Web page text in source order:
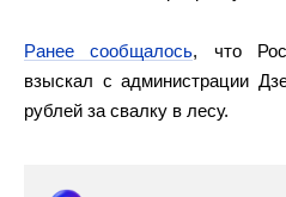
Ранее сообщалось, что
взыскал с администрации
рублей за свалку в лесу.